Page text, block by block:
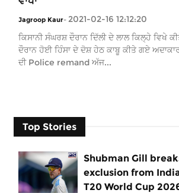
Jagroop Kaur- 2021-02-16 12:12:20
ਕਿਸਾਨੀ ਸੰਘਰਸ਼ ਦੌਰਾਨ ਦਿੱਲੀ ਦੇ ਲਾਲ ਕਿਲ੍ਹੇ ਵਿਖੇ
ਦੌਰਾਨ ਹੋਈ ਹਿੰਸਾ ਦੇ ਦੋਸ਼ ਹੇਠ ਕਾਬੂ ਕੀਤੇ ਗਏ
ਦੀ Police remand ਅੱਜ...
Top Stories
Shubman Gill
exclusion from
T20 World Cup